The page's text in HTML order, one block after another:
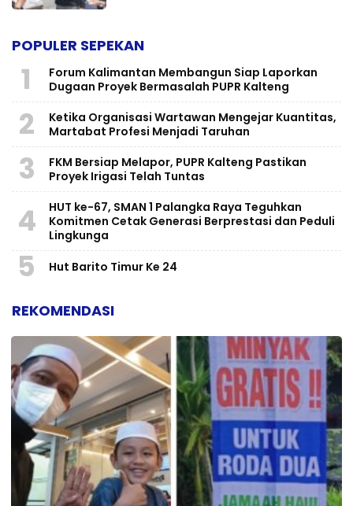
POPULER SEPEKAN
1
Forum Kalimantan Membangun Siap Laporkan
Dugaan Proyek Bermasalah PUPR Kalteng
2
Ketika Organisasi Wartawan Mengejar Kuantitas,
Martabat Profesi Menjadi Taruhan
3
FKM Bersiap Melapor, PUPR Kalteng Pastikan
Proyek Irigasi Telah Tuntas
4
HUT ke-67, SMAN 1 Palangka Raya Teguhkan
Komitmen Cetak Generasi Berprestasi dan Peduli
Lingkunga
5 Hut Barito Timur Ke 24
REKOMENDASI